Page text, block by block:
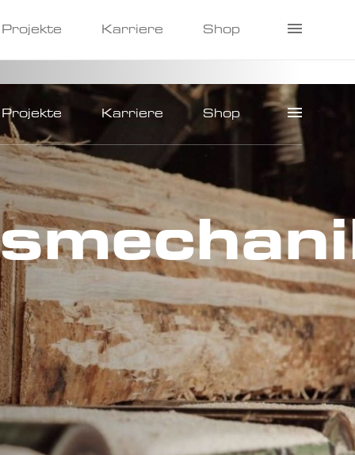
Projekte Karriere Shop
Projekte Karriere Shop